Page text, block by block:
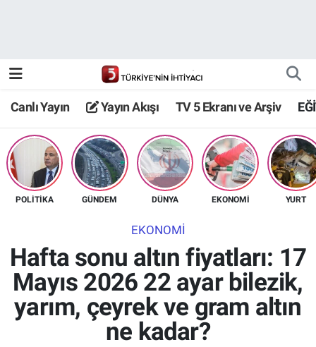
Canlı Yayın Yayın Akışı TV 5 Ekranı ve Arşiv
POLİTİKA GÜNDEM DÜNYA EKONOMİ YURT
EKONOMİ
Hafta sonu altın fiyatları: 17
Mayıs 2026 22 ayar bilezik,
yarım, çeyrek ve gram altın
ne kadar?
TV 5 Ekranı ve Arşiv